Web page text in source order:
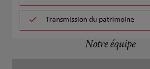
Transmission du patrimoine
Notre équipe